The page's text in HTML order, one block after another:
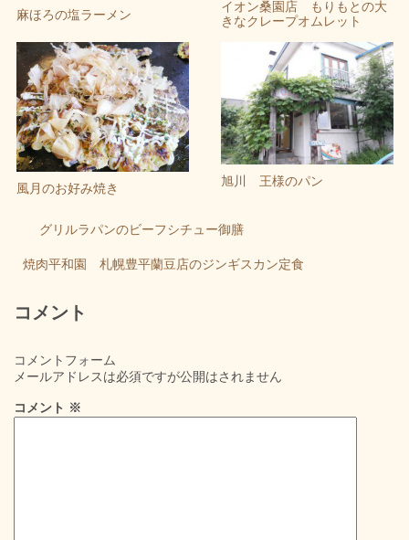
麻ほろの塩ラーメン
イオン桑園店 もりもとの大
きなクレープオムレット
風月のお好み焼き
旭川 王様のパン
グリルラパンのビーフシチュー御膳
焼肉平和園 札幌豊平蘭豆店のジンギスカン定食
コメント
コメントフォーム
メールアドレスは必須ですが公開はされません
コメント ※